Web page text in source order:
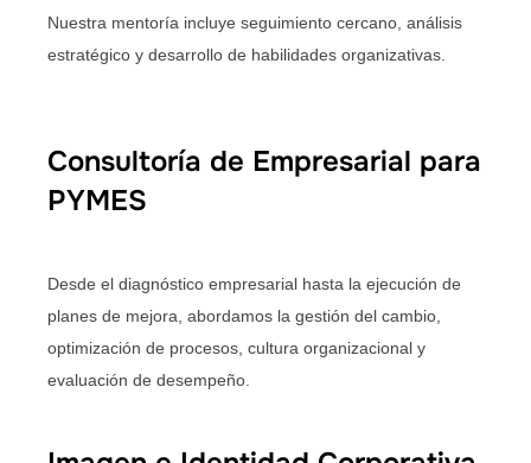
Nuestra mentoría incluye seguimiento cercano, análisis
estratégico y desarrollo de habilidades organizativas.
Consultoría de Empresarial para
PYMES
Desde el diagnóstico empresarial hasta la ejecución de
planes de mejora, abordamos la gestión del cambio,
optimización de procesos, cultura organizacional y
evaluación de desempeño.